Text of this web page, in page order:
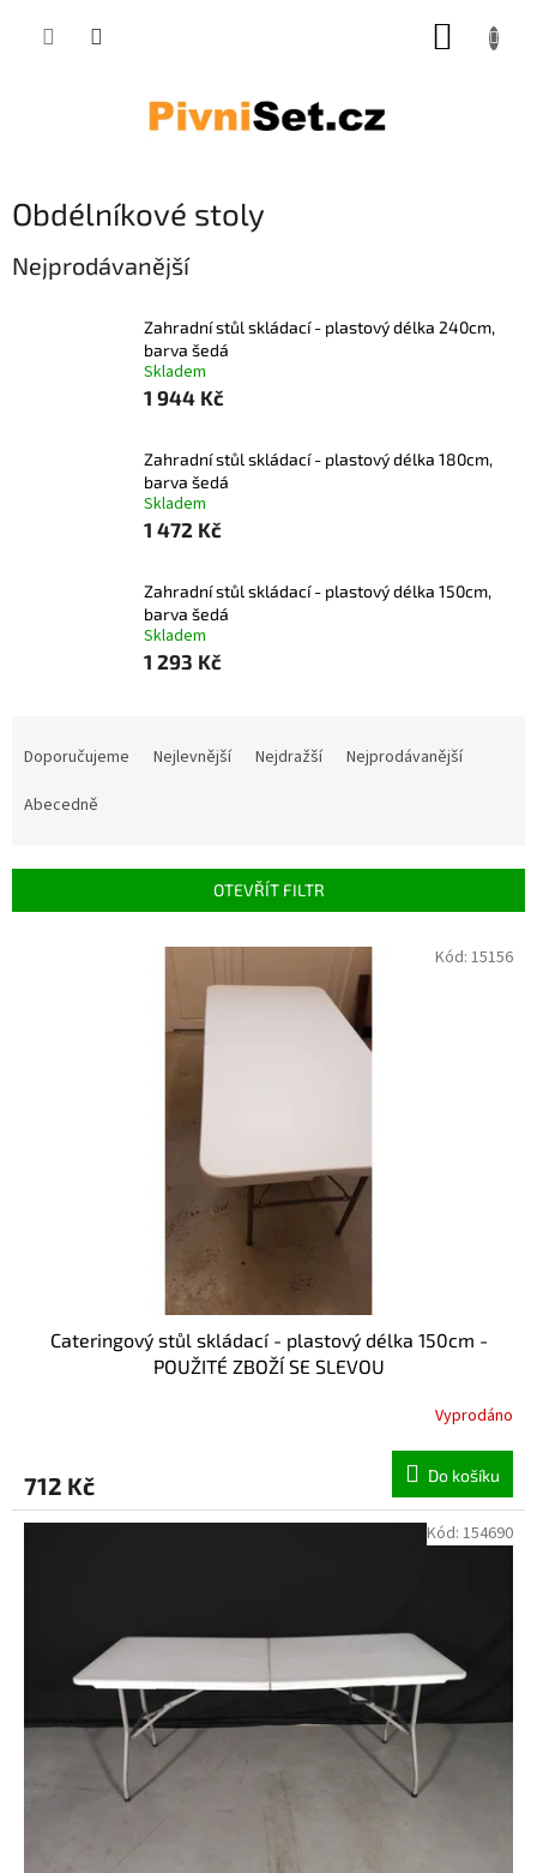
Obdélníkové stoly
Nejprodávanější
Zahradní stůl skládací - plastový délka 240cm,
barva šedá
Skladem
1 944 Kč
Zahradní stůl skládací - plastový délka 180cm,
barva šedá
Skladem
1 472 Kč
Zahradní stůl skládací - plastový délka 150cm,
barva šedá
Skladem
1 293 Kč
Doporučujeme Nejlevnější Nejdražší
Nejprodávanější
Abecedně
OTEVŘÍT FILTR
Výpis produktů
Cateringový stůl skládací - plastový délka 150cm -
POUŽITÉ ZBOŽÍ SE SLEVOU
Vyprodáno
712 Kč Do košíku
Kód: 15156
Kód: 154690